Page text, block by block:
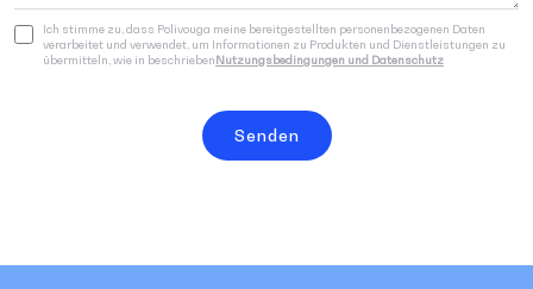
Ich stimme zu, dass Polivouga meine bereitgestellten personenbezogenen Daten
verarbeitet und verwendet, um Informationen zu Produkten und Dienstleistungen zu
übermitteln, wie in beschriebenNutzungsbedingungen und Datenschutz
Senden